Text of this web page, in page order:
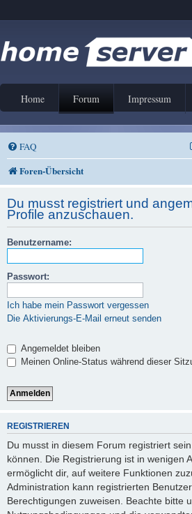
Home Forum Impressum
FAQ
Foren-Übersicht
Du musst registriert und
Profile anzuschauen.
Benutzername:
Passwort:
Ich habe mein Passwort vergessen
Die Aktivierungs-E-Mail erneut senden
Angemeldet bleiben
Meinen Online-Status während dieser
REGISTRIEREN
Du musst in diesem Forum registriert
können. Die Registrierung ist in wenigen
ermöglicht dir, auf weitere Funktionen
Administration kann registrierten
Berechtigungen zuweisen. Beachte bitte